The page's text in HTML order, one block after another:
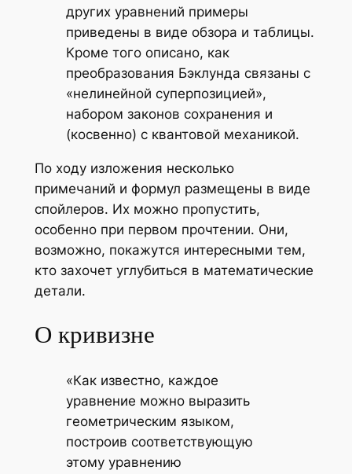
других уравнений примеры
приведены в виде обзора и таблицы.
Кроме того описано, как
преобразования Бэклунда связаны с
«нелинейной суперпозицией»,
набором законов сохранения и
(косвенно) с квантовой механикой.
По ходу изложения несколько
примечаний и формул размещены в виде
спойлеров. Их можно пропустить,
особенно при первом прочтении. Они,
возможно, покажутся интересными тем,
кто захочет углубиться в математические
детали.
О кривизне
«Как известно, каждое
уравнение можно выразить
геометрическим языком,
построив соответствующую
этому уравнению